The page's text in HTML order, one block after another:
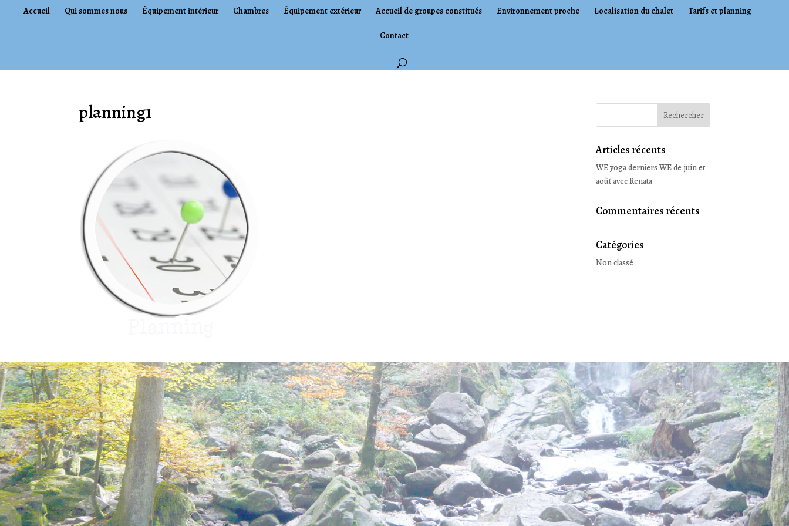
Accueil Qui sommes nous Équipement intérieur Chambres Équipement extérieur Accueil de groupes constitués Environnement proche Localisation du chalet Tarifs et planning
Contact
planning1
Articles récents
WE yoga derniers WE de juin et
août avec Renata
Commentaires récents
Catégories
Non classé